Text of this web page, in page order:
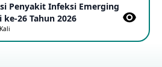
A(H5NN6) di Cina
Penyakit Infeksi Emerging
26 Tahun 2026